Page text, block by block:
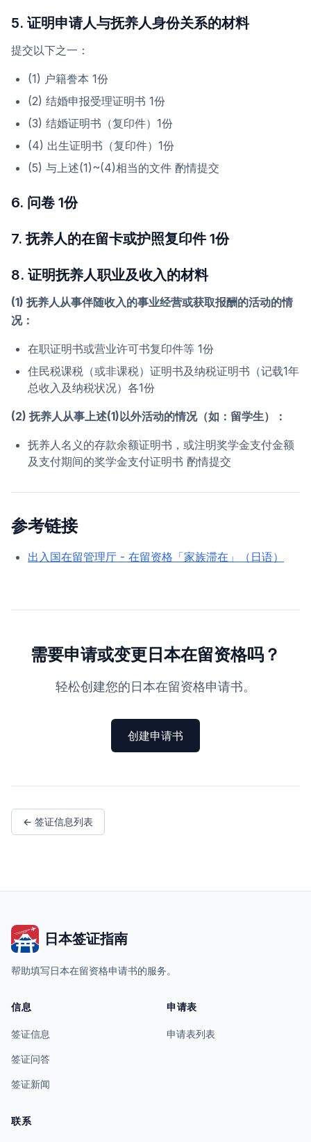
5. 证明申请人与抚养人身份关系的材料
提交以下之一：
(1) 户籍誊本 1份
(2) 结婚申报受理证明书 1份
(3) 结婚证明书（复印件）1份
(4) 出生证明书（复印件）1份
(5) 与上述(1)~(4)相当的文件 酌情提交
6. 问卷 1份
7. 抚养人的在留卡或护照复印件 1份
8. 证明抚养人职业及收入的材料
(1) 抚养人从事伴随收入的事业经营或获取报酬的活动的情
况：
在职证明书或营业许可书复印件等 1份
住民税课税（或非课税）证明书及纳税证明书（记载1年
总收入及纳税状况）各1份
(2) 抚养人从事上述(1)以外活动的情况（如：留学生）：
抚养人名义的存款余额证明书，或注明奖学金支付金额
及支付期间的奖学金支付证明书 酌情提交
参考链接
出入国在留管理厅 - 在留资格「家族滞在」（日语）
需要申请或变更日本在留资格吗？
轻松创建您的日本在留资格申请书。
创建申请书
← 签证信息列表
日本签证指南
帮助填写日本在留资格申请书的服务。
信息
签证信息
签证问答
签证新闻
申请表
申请表列表
联系